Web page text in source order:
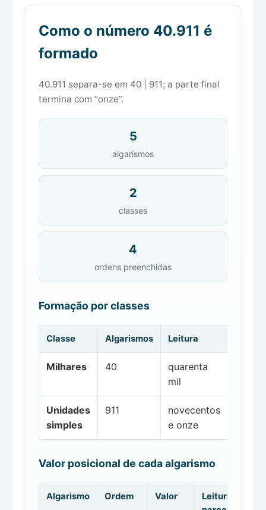
Como o número 40.911 é
formado
40.911 separa-se em 40 | 911; a parte final
termina com “onze”.
5
algarismos
2
classes
4
ordens preenchidas
Formação por classes
Classe Algarismos Leitura
Milhares 40
quarenta
mil
Unidades
simples
911
novecentos
e onze
Valor posicional de cada algarismo
Algarismo Ordem Valor
Leitura da